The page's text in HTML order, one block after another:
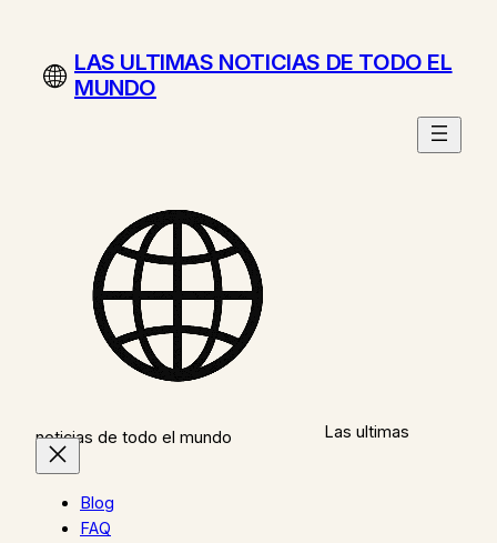
contenidoLAS ULTIMAS NOTICIAS DE TODO EL
MUNDO
Las ultimas
noticias de todo el mundo
Blog
FAQ